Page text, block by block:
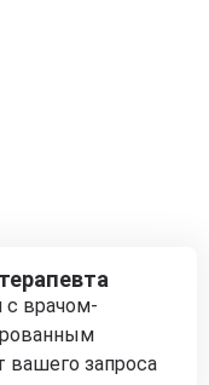
с врачом-
вашего запроса